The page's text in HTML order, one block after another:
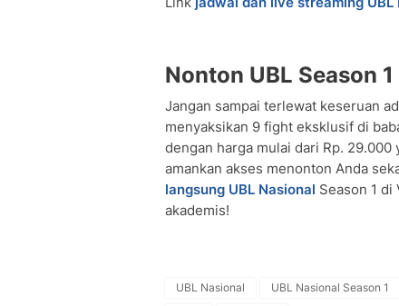
Nonton UBL Season
Jangan sampai terlewat keseruan
menyaksikan 9 fight eksklusif di
dengan harga mulai dari Rp.
amankan akses menonton Anda
langsung UBL Nasional Season 1
akademis!
UBL Nasional UBL Nasional Season 1